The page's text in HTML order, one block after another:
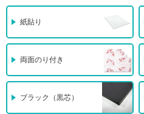
紙貼り
両面のり付き
ブラック（黒芯）